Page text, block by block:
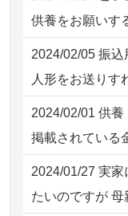
2026/08/01
2026/07/18 つい
た。 手続...
2026/07/18 大切
してくださ...
2026/07/15 子供
の雛人形で...
2026/07/15 お客
ただけそう...
供養をお願いす
2024/02/05 振込
人形をお送りす
2024/02/01 供養
掲載されている
2024/01/27 実家
たいのですが 母